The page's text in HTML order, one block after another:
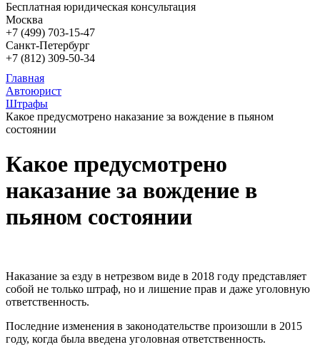
Бесплатная юридическая консультация
Москва
+7 (499) 703-15-47
Санкт-Петербург
+7 (812) 309-50-34
Главная
Автоюрист
Штрафы
Какое предусмотрено наказание за вождение в пьяном
состоянии
Какое предусмотрено
наказание за вождение в
пьяном состоянии
Наказание за езду в нетрезвом виде в 2018 году представляет
собой не только штраф, но и лишение прав и даже уголовную
ответственность.
Последние изменения в законодательстве произошли в 2015
году, когда была введена уголовная ответственность.